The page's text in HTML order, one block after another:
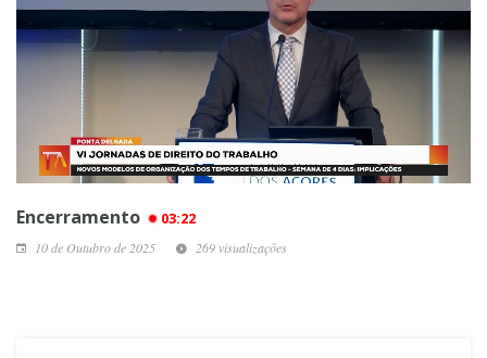
Encerramento 03:22
10 de Outubro de 2025 269 visualizações